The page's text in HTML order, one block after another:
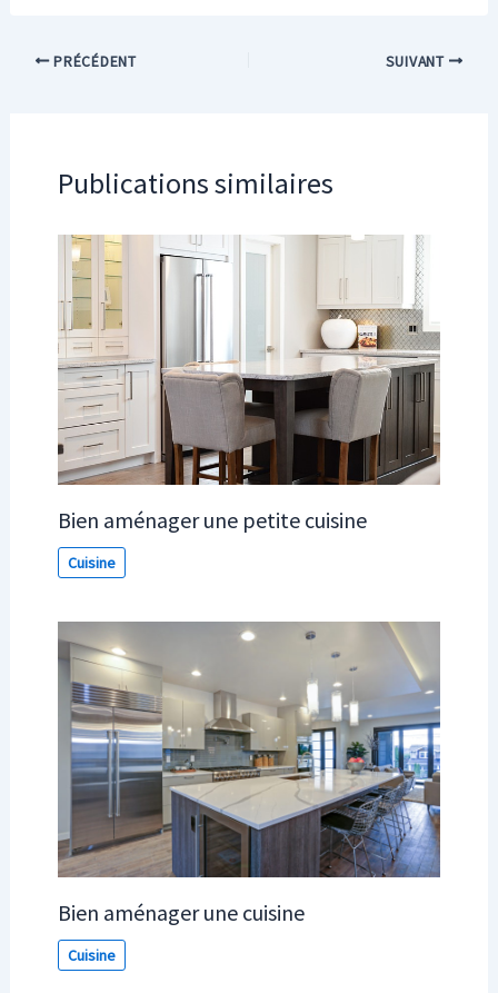
PRÉCÉDENT SUIVANT
Publications similaires
Bien aménager une petite cuisine
Cuisine
Bien aménager une cuisine
Cuisine